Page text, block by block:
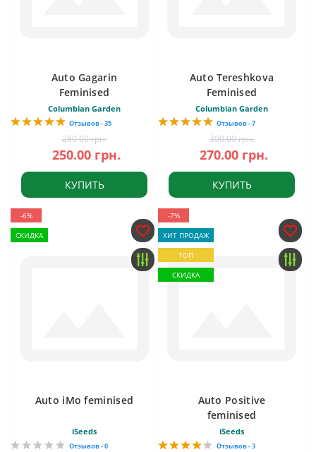
Auto Gagarin
Feminised
Columbian Garden
Отзывов - 35
280.00 грн.
250.00 грн.
КУПИТЬ
Auto Tereshkova
Feminised
Columbian Garden
Отзывов - 7
300.00 грн.
270.00 грн.
КУПИТЬ
-6%
СКИДКА
Auto iMo feminised
iSeeds
Отзывов - 0
-7%
ХИТ ПРОДАЖ
ТОП
СКИДКА
Auto Positive
feminised
iSeeds
Отзывов - 3